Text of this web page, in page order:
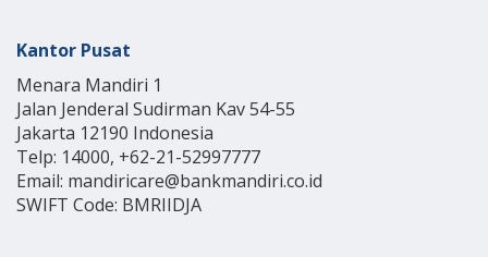
Kantor Pusat
Menara Mandiri 1
Jalan Jenderal Sudirman Kav 54-55
Jakarta 12190 Indonesia
Telp: 14000, +62-21-52997777
Email: mandiricare@bankmandiri.co.id
SWIFT Code: BMRIIDJA